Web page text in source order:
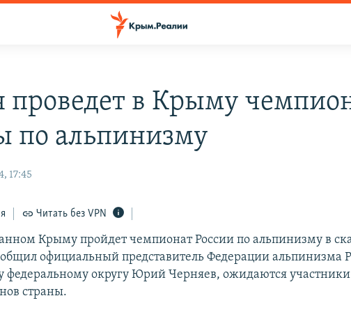
проведет в Крыму
по альпинизму
17:45
Читать без VPN
Крыму пройдет чемпионат России по альпинизму в
официальный представитель Федерации альпинизма
федеральному округу Юрий Черняев, ожидаются участники
страны.